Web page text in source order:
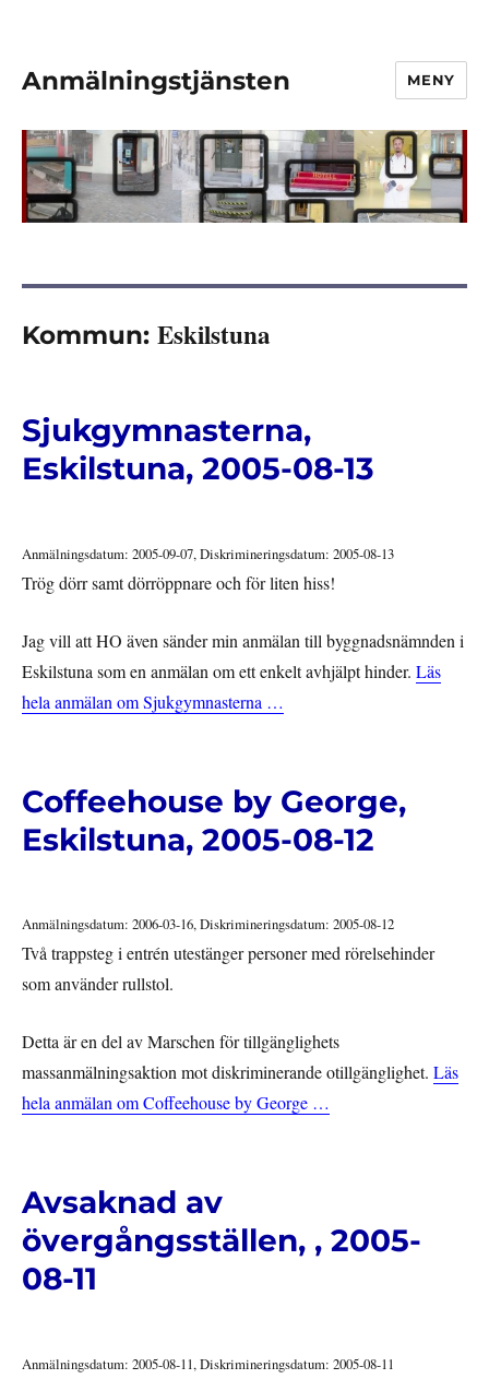
Anmälningstjänsten MENY
Kommun:Eskilstuna
Sjukgymnasterna,
Eskilstuna, 2005-08-13
Anmälningsdatum: 2005-09-07, Diskrimineringsdatum: 2005-08-13
Trög dörr samt dörröppnare och för liten hiss!
Jag vill att HO även sänder min anmälan till byggnadsnämnden i
Eskilstuna som en anmälan om ett enkelt avhjälpt hinder.Läs
hela anmälan om Sjukgymnasterna …
Coffeehouse by George,
Eskilstuna, 2005-08-12
Anmälningsdatum: 2006-03-16, Diskrimineringsdatum: 2005-08-12
Två trappsteg i entrén utestänger personer med rörelsehinder
som använder rullstol.
Detta är en del av Marschen för tillgänglighets
massanmälningsaktion mot diskriminerande otillgänglighet.Läs
hela anmälan om Coffeehouse by George …
Avsaknad av
övergångsställen, , 2005-
08-11
Anmälningsdatum: 2005-08-11, Diskrimineringsdatum: 2005-08-11